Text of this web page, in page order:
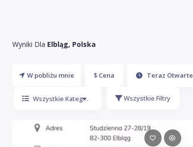
Wyniki Dla Elbląg, Polska
W pobliżu mnie $ Cena Teraz Otwarte
Wszystkie Kategorie Wszystkie Filtry